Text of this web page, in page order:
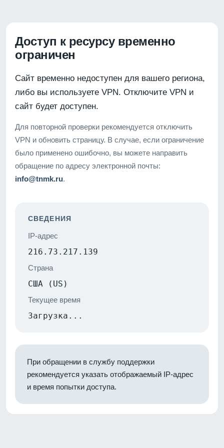
Доступ к ресурсу временно
ограничен
Сайт временно недоступен для вашего региона,
либо вы используете VPN. Отключите VPN и
сайт будет доступен.
Для повторной проверки рекомендуется отключить
VPN и обновить страницу. В случае, если ограничение
было применено ошибочно, вы можете направить
обращение по адресу электронной почты:
info@tnmk.ru.
СВЕДЕНИЯ
IP-адрес
216.73.217.139
Страна
США (US)
Текущее время
Загрузка...
При обращении в службу поддержки
рекомендуется указать отображаемый IP-адрес
и время попытки доступа.